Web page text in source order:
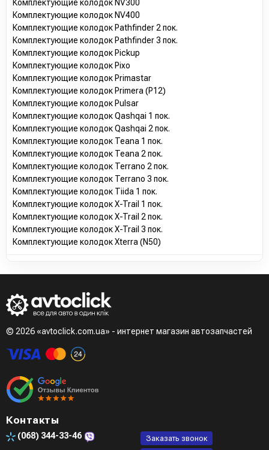
Комплектующие колодок NV300
Комплектующие колодок NV400
Комплектующие колодок Pathfinder 2 пок.
Комплектующие колодок Pathfinder 3 пок.
Комплектующие колодок Pickup
Комплектующие колодок Pixo
Комплектующие колодок Primastar
Комплектующие колодок Primera (P12)
Комплектующие колодок Pulsar
Комплектующие колодок Qashqai 1 пок.
Комплектующие колодок Qashqai 2 пок.
Комплектующие колодок Teana 1 пок.
Комплектующие колодок Teana 2 пок.
Комплектующие колодок Terrano 2 пок.
Комплектующие колодок Terrano 3 пок.
Комплектующие колодок Tiida 1 пок.
Комплектующие колодок X-Trail 1 пок.
Комплектующие колодок X-Trail 2 пок.
Комплектующие колодок X-Trail 3 пок.
Комплектующие колодок Xterra (N50)
© 2026 «avtoclick.com.ua» - интернет магазин автозапчастей
Контакты
(068) 344-33-46 Заказать звонок